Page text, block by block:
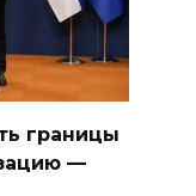
границы
—